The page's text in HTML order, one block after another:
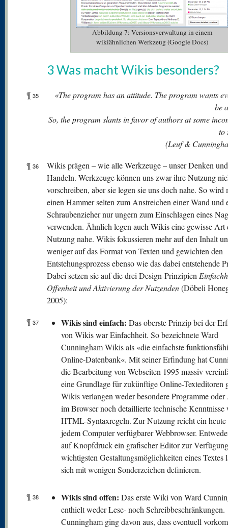
Abbildung 7: Versionsverwaltung in einem
wikiähnlichen Werkzeug (Google Docs)
3 Was macht Wikis besonders?
¶ 35
«The program has an attitude. The program wants
be
So, the program slants in favor of authors at some
to
(Leuf &
¶ 36
Wikis prägen – wie alle Werkzeuge – unser Denken und
Handeln. Werkzeuge können uns zwar ihre Nutzung
vorschreiben, aber sie legen sie uns doch nahe. So wird
einen Hammer selten zum Anstreichen einer Wand und
Schraubenzieher nur ungern zum Einschlagen eines
verwenden. Ähnlich legen auch Wikis eine gewisse Art
Nutzung nahe. Wikis fokussieren mehr auf den Inhalt
weniger auf das Format von Texten und gewichten den
Entstehungsprozess ebenso wie das dabei entstehende
Dabei setzen sie auf die drei Design-Prinzipien
Offenheit und Aktivierung der Nutzenden(Döbeli
2005):
¶ 37 Wikis sind einfach: Das oberste Prinzip bei der
von Wikis war Einfachheit. So bezeichnete Ward
Cunningham Wikis als «die einfachste
Online-Datenbank«. Mit seiner Erfindung hat
die Bearbeitung von Webseiten 1995 massiv
eine Grundlage für zukünftige Online-Texteditoren
Wikis verlangen weder besondere Programme
im Browser noch detaillierte technische
HTML-Syntaxregeln. Zur Nutzung reicht ein heute
jedem Computer verfügbarer Webbrowser.
auf Knopfdruck ein grafischer Editor zur
wichtigsten Gestaltungsmöglichkeiten eines Textes
sich mit wenigen Sonderzeichen definieren.
¶ 38 Wikis sind offen: Das erste Wiki von Ward
enthielt weder Lese- noch Schreibbeschränkungen.
Cunningham ging davon aus, dass eventuell